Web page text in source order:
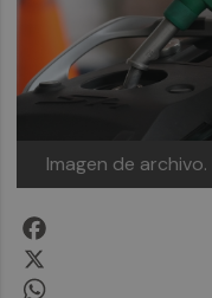
Imagen de archivo.